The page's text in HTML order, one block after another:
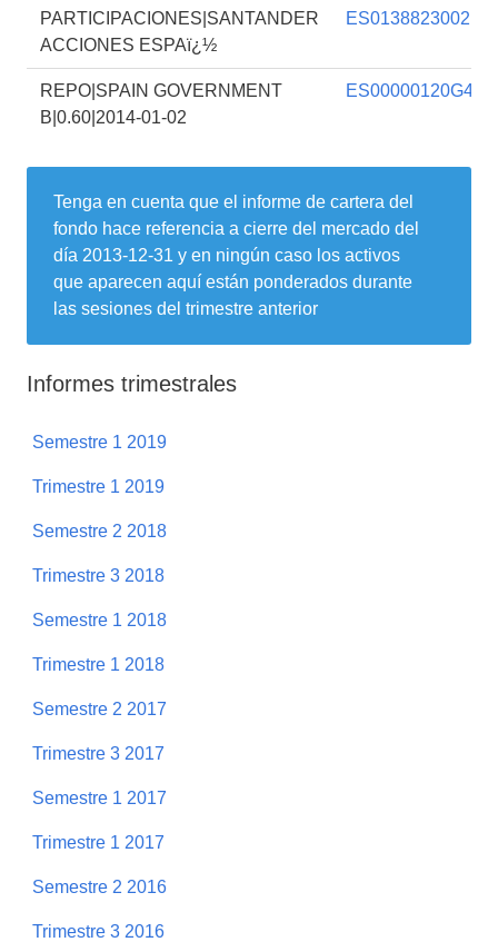
PARTICIPACIONES|SANTANDER
ACCIONES ESPAï¿½
ES0138823002
REPO|SPAIN GOVERNMENT
B|0.60|2014-01-02
ES00000120G4
Tenga en cuenta que el informe de cartera del
fondo hace referencia a cierre del mercado del
día 2013-12-31 y en ningún caso los activos
que aparecen aquí están ponderados durante
las sesiones del trimestre anterior
Informes trimestrales
Semestre 1 2019
Trimestre 1 2019
Semestre 2 2018
Trimestre 3 2018
Semestre 1 2018
Trimestre 1 2018
Semestre 2 2017
Trimestre 3 2017
Semestre 1 2017
Trimestre 1 2017
Semestre 2 2016
Trimestre 3 2016